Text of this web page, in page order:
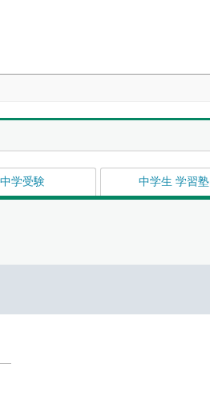
中学受験 中学生 学習塾